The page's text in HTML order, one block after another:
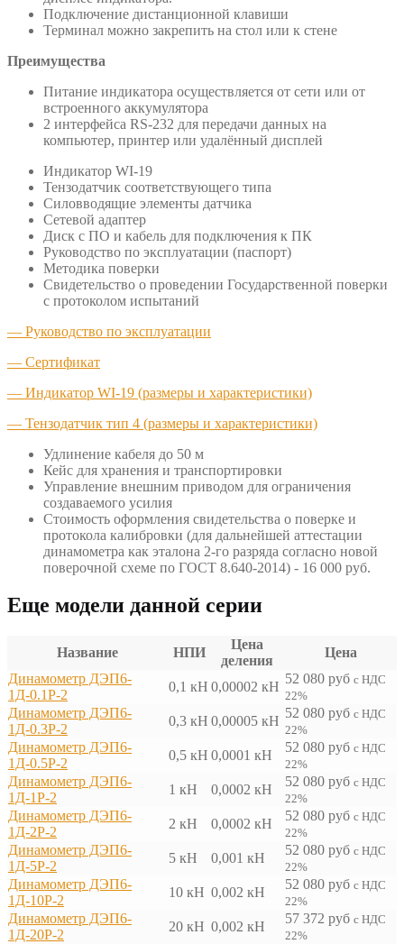
Подключение дистанционной клавиши
Терминал можно закрепить на стол или к стене
Преимущества
Питание индикатора осуществляется от сети или от
встроенного аккумулятора
2 интерфейса RS-232 для передачи данных на
компьютер, принтер или удалённый дисплей
Индикатор WI-19
Тензодатчик соответствующего типа
Силовводящие элементы датчика
Сетевой адаптер
Диск с ПО и кабель для подключения к ПК
Руководство по эксплуатации (паспорт)
Методика поверки
Свидетельство о проведении Государственной поверки
с протоколом испытаний
— Руководство по эксплуатации
— Сертификат
— Индикатор WI-19 (размеры и характеристики)
— Тензодатчик тип 4 (размеры и характеристики)
Удлинение кабеля до 50 м
Кейс для хранения и транспортировки
Управление внешним приводом для ограничения
создаваемого усилия
Стоимость оформления свидетельства о поверке и
протокола калибровки (для дальнейшей аттестации
динамометра как эталона 2-го разряда согласно новой
поверочной схеме по ГОСТ 8.640-2014) - 16 000 руб.
Еще модели данной серии
Название НПИ
Цена
деления
Цена
Динамометр ДЭП6-
1Д-0.1Р-2
0,1 кН 0,00002 кН
52 080 руб с НДС
22%
Динамометр ДЭП6-
1Д-0.3Р-2
0,3 кН 0,00005 кН
52 080 руб с НДС
22%
Динамометр ДЭП6-
1Д-0.5Р-2
0,5 кН 0,0001 кН
52 080 руб с НДС
22%
Динамометр ДЭП6-
1Д-1Р-2
1 кН 0,0002 кН
52 080 руб с НДС
22%
Динамометр ДЭП6-
1Д-2Р-2
2 кН 0,0002 кН
52 080 руб с НДС
22%
Динамометр ДЭП6-
1Д-5Р-2
5 кН 0,001 кН
52 080 руб с НДС
22%
Динамометр ДЭП6-
1Д-10Р-2
10 кН 0,002 кН
52 080 руб с НДС
22%
Динамометр ДЭП6-
1Д-20Р-2
20 кН 0,002 кН
57 372 руб с НДС
22%